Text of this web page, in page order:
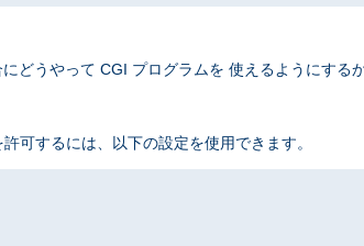
どうやって CGI プログラムを 使えるようにする
可するには、以下の設定を使用できます。